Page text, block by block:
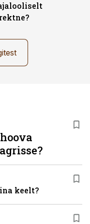
keelt?